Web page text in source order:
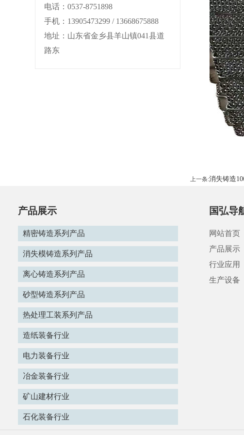
电话：0537-8751898
手机：13905473299 / 13668675888
地址：山东省金乡县羊山镇041县道
路东
上一条:消失铸造
产品展示
精密铸造系列产品
消失模铸造系列产品
离心铸造系列产品
砂型铸造系列产品
热处理工装系列产品
造纸装备行业
电力装备行业
冶金装备行业
矿山建材行业
石化装备行业
国弘导
网站首页
产品展示
行业应用
生产设备